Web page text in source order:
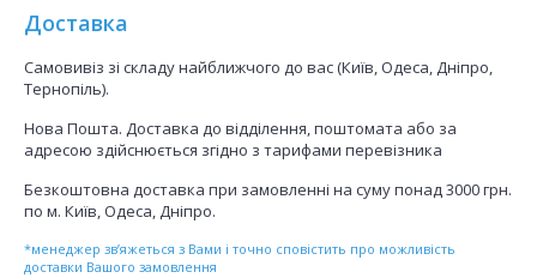
Доставка
Самовивіз зі складу найближчого до вас (Київ, Одеса, Дніпро,
Тернопіль).
Нова Пошта. Доставка до відділення, поштомата або за
адресою здійснюється згідно з тарифами перевізника
Безкоштовна доставка при замовленні на суму понад 3000 грн.
по м. Київ, Одеса, Дніпро.
*менеджер зв’яжеться з Вами і точно сповістить про можливість
доставки Вашого замовлення